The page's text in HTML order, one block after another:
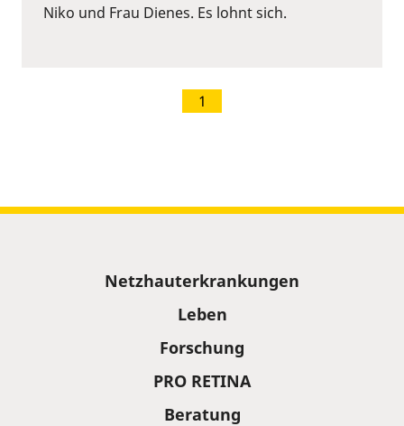
Niko und Frau Dienes. Es lohnt sich.
1
Netzhauterkrankungen
Leben
Forschung
PRO RETINA
Beratung